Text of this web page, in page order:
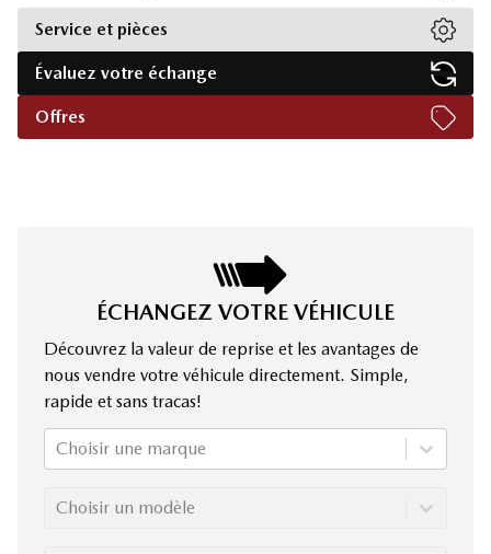
Service et pièces
Évaluez votre échange
Offres
ÉCHANGEZ VOTRE VÉHICULE
Découvrez la valeur de reprise et les avantages de
nous vendre votre véhicule directement. Simple,
rapide et sans tracas!
Choisir une marque
Choisir un modèle